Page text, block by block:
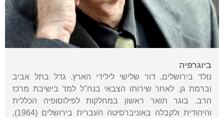
ביוגרפיה
נולד בירושלים, דור שלישי לילידי הארץ. גדל בתל אביב
וברמת גן. לאחר שירותו הצבאי בנח"ל למד בישיבת מרכז
הרב. בוגר תואר ראשון במחלקות לפילוסופיה הכללית
והיהודית ולקבלה באוניברסיטה העברית בירושלים (1964),